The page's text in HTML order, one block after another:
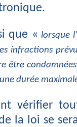
que « lorsque
infractions
être
durée
vérifier
la loi se